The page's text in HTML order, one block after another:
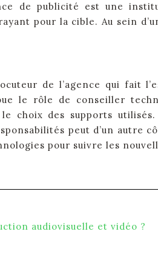
de publicité est une
pour la cible. Au sein
de l’agence qui fait
le rôle de conseiller
choix des supports
peut d’un autre
pour suivre les
audiovisuelle et vidéo ?